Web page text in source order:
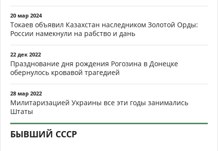
20 мар 2024
Токаев объявил Казахстан наследником Золотой Орды:
России намекнули на рабство и дань
22 дек 2022
Празднование дня рождения Рогозина в Донецке
обернулось кровавой трагедией
28 мар 2022
Милитаризацией Украины все эти годы занимались
Штаты
БЫВШИЙ СССР